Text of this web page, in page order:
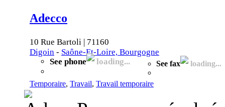
Adecco
10 Rue Bartoli | 71160
Digoin - Saône-Et-Loire, Bourgogne
See phone
loading... See fax loading...
Temporaire, Travail, Travail temporaire